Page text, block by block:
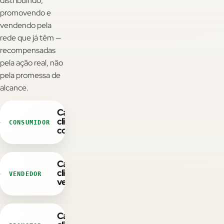
promovendo e
vendendo pela
rede que já têm —
recompensadas
pela ação real, não
pela promessa de
alcance.
CONSUMIDOR
Cada
cliente
consome
VENDEDOR
Cada
cliente
vende
Cada
CAC ↓ • LTV ↑
Padrão de mercado
Estudos de terceiros sobre comunidade reportam CAC
menor e LTV maior - não é resultado Wibx nem promessa.
Economia circular
Verba que volta como consumo
Quando o usuário resgata na sua loja - eficiência de verba,